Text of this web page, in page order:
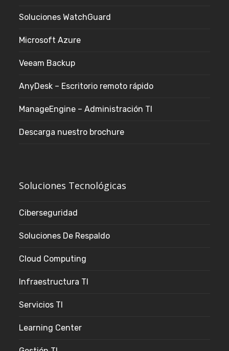
Soluciones WatchGuard
Microsoft Azure
Veeam Backup
AnyDesk – Escritorio remoto rápido
ManageEngine – Administración TI
Descarga nuestro brochure
Soluciones Tecnológicas
Ciberseguridad
Soluciones De Respaldo
Cloud Computing
Infraestructura TI
Servicios TI
Learning Center